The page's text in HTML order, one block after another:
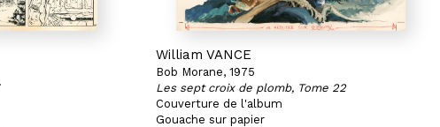
William VANCE
Bob Morane, 1975
Les sept croix de plomb, Tome 22
Couverture de l'album
Gouache sur papier